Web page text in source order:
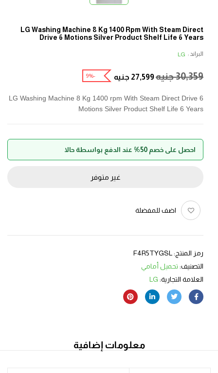
LG Washing Machine 8 Kg 1400 Rpm With Steam Direct
Drive 6 Motions Silver Product Shelf Life 6 Years
البراند : LG
30,359جنيه27,599 جنيه -9%
LG Washing Machine 8 Kg 1400 rpm With Steam Direct Drive 6
Motions Silver Product Shelf Life 6 Years
احصل على خصم 50% عند الدفع بواسطة حالا
غير متوفر
اضف للمفضلة
رمز المنتج: F4R5TYGSL
التصنيف: تحميل أمامي
العلامة التجارية: LG
معلومات إضافية